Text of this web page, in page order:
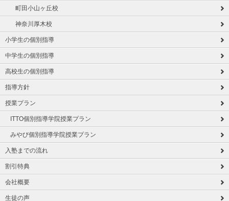
町田小山ヶ丘校
神奈川厚木校
小学生の個別指導
中学生の個別指導
高校生の個別指導
指導方針
授業プラン
ITTO個別指導学院授業プラン
みやび個別指導学院授業プラン
入塾までの流れ
割引特典
会社概要
生徒の声